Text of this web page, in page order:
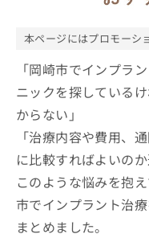
本ページにはプロモーシ
「岡崎市でインプラ
ニックを探している
からない」
「治療内容や費用、
に比較すればよいのか
このような悩みを抱
市でインプラント治
まとめました。
す
お
い
合
わ
は
こ
ち
ら
広
出
稿
の
お
問
合
わ
せ
は
こ
告
代
店
の
方
は
こ
ち
ら